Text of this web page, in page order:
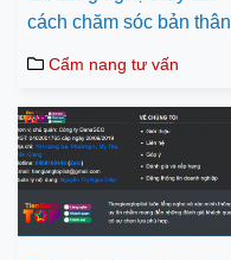
cách chăm sóc bản thân
Cẩm nang tư vấn